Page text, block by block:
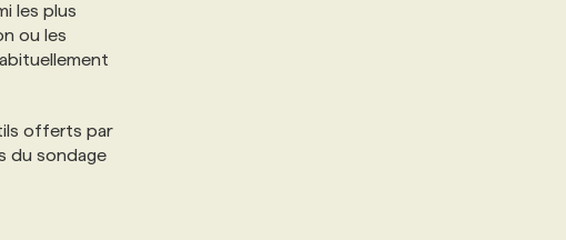
les plus
ou les
offerts par
du sondage